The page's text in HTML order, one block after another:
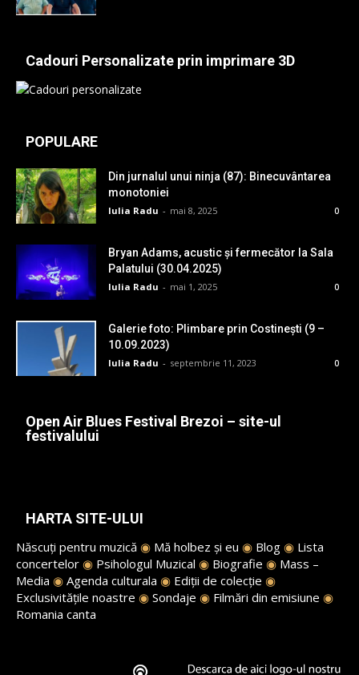
Cadouri Personalizate prin imprimare 3D
POPULARE
Din jurnalul unui ninja (87): Binecuvântarea
monotoniei
Iulia Radu - mai 8, 2025 0
Bryan Adams, acustic și fermecător la Sala
Palatului (30.04.2025)
Iulia Radu - mai 1, 2025 0
Galerie foto: Plimbare prin Costinești (9 –
10.09.2023)
Iulia Radu - septembrie 11, 2023 0
Open Air Blues Festival Brezoi – site-ul
festivalului
HARTA SITE-ULUI
Născuți pentru muzică ◉ Mă holbez și eu ◉ Blog ◉ Lista
concertelor ◉ Psihologul Muzical ◉ Biografie ◉ Mass –
Media ◉ Agenda culturala ◉ Ediții de colecție ◉
Exclusivitățile noastre ◉ Sondaje ◉ Filmări din emisiune ◉
Romania canta